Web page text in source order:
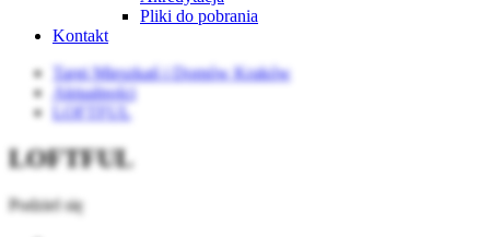
Pliki do pobrania
Kontakt
Targi Mieszkań i Domów Kraków
Aktualności
LOFTFUL
LOFTFUL
Podziel się